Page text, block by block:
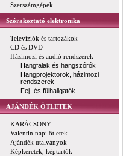
Szerszámgépek
Szórakoztató elektronika
Televíziók és tartozákok
CD és DVD
Házimozi és audió rendszerek
Hangfalak és hangszórók
Hangprojektorok, házimozi
rendszerek
Fej- és fülhallgatók
AJÁNDÉK ÖTLETEK
KARÁCSONY
Valentin napi ötletek
Ajándék utalványok
Képkeretek, képtartók